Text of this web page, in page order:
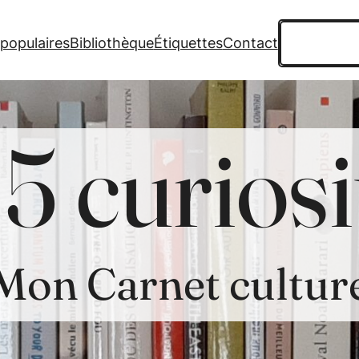
BibliothèqueÉtiquettesContact
Carnet